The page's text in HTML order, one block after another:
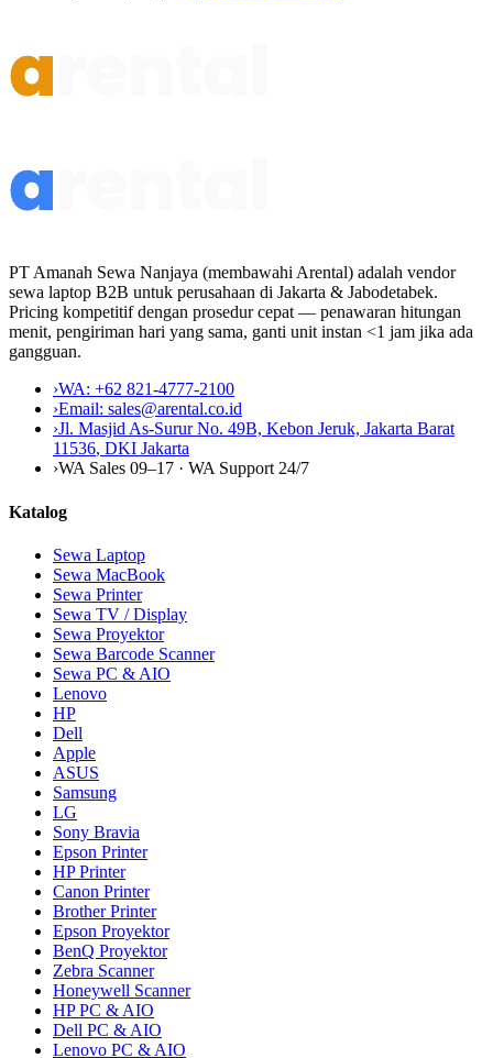
PT Amanah Sewa Nanjaya (membawahi Arental) adalah vendor
sewa laptop B2B untuk perusahaan di Jakarta & Jabodetabek.
Pricing kompetitif dengan prosedur cepat — penawaran hitungan
menit, pengiriman hari yang sama, ganti unit instan <1 jam jika ada
gangguan.
›WA: +62 821-4777-2100
›Email: sales@arental.co.id
›Jl. Masjid As-Surur No. 49B, Kebon Jeruk, Jakarta Barat
11536, DKI Jakarta
›WA Sales 09–17 · WA Support 24/7
Katalog
Sewa Laptop
Sewa MacBook
Sewa Printer
Sewa TV / Display
Sewa Proyektor
Sewa Barcode Scanner
Sewa PC & AIO
Lenovo
HP
Dell
Apple
ASUS
Samsung
LG
Sony Bravia
Epson Printer
HP Printer
Canon Printer
Brother Printer
Epson Proyektor
BenQ Proyektor
Zebra Scanner
Honeywell Scanner
HP PC & AIO
Dell PC & AIO
Lenovo PC & AIO